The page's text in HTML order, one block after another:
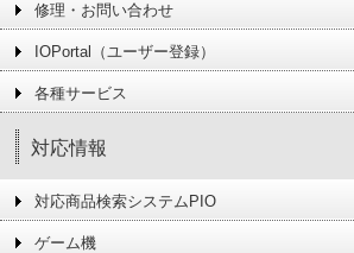
修理・お問い合わせ
IOPortal（ユーザー登録）
各種サービス
対応情報
対応商品検索システムPIO
ゲーム機